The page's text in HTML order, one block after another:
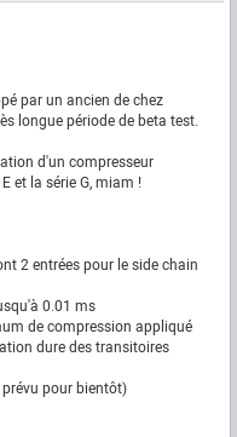
par un ancien de chez
longue période de beta test.
d'un compresseur
et la série G, miam !
2 entrées pour le side chain
0.01 ms
de compression appliqué
dure des transitoires
prévu pour bientôt)